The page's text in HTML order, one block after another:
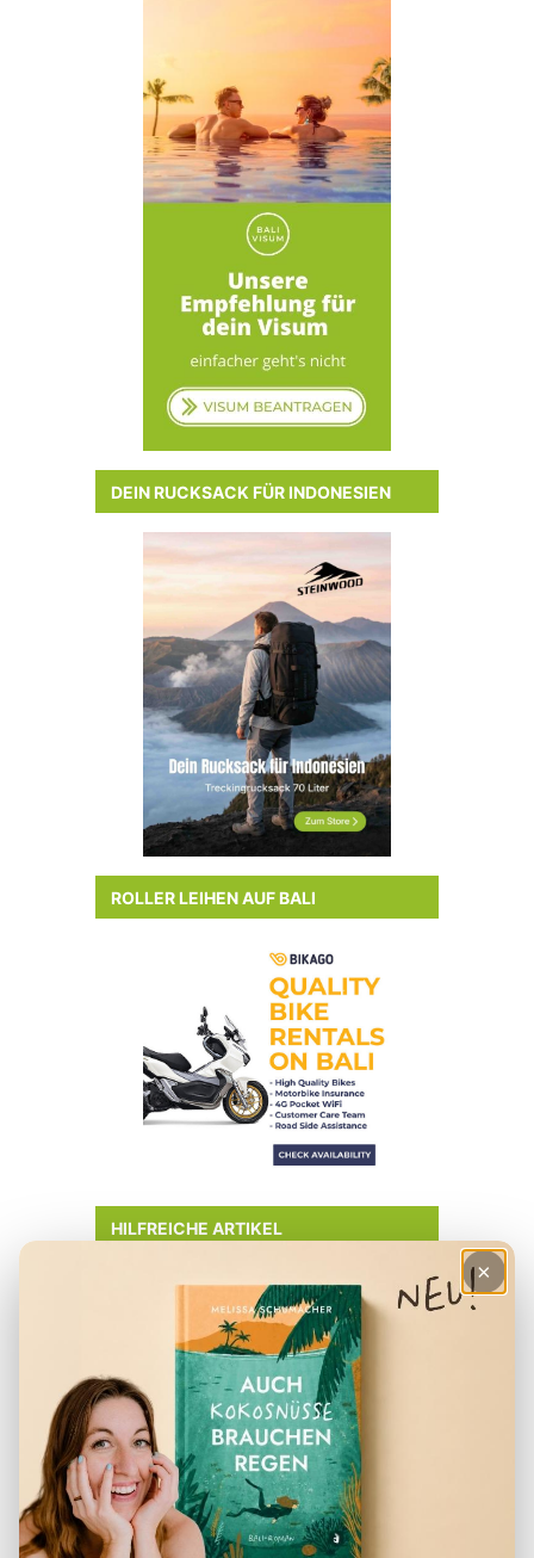
DEIN RUCKSACK FÜR INDONESIEN
ROLLER LEIHEN AUF BALI
HILFREICHE ARTIKEL
– Checkliste für den Urlaub
– Deine Finanzen in Indonesien
– Der perfekte Reiserucksack
– Visum für Indonesien
– Packliste für Indonesien
– Reiseapotheke Indonesien
– Beste Reisezeit Indonesien
×